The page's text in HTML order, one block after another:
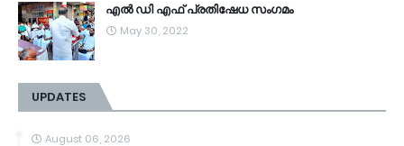
എൽ ഡി എഫ് പ്രതിഷേധ സംഗമം
May 30, 2022
UPDATES
August 06, 2026